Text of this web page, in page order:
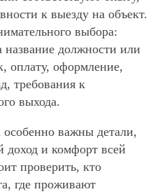
к выезду на объект.
выбора:
название должности или
оплату, оформление,
требования к
выхода.
важны детали,
доход и комфорт всей
проверить, кто
где проживают